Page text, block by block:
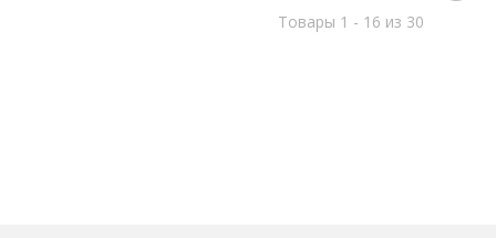
Товары 1 - 16 из 30